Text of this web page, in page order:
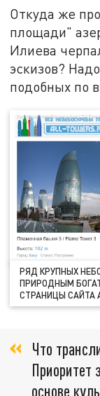
Откуда же
площади"
Илиева
эскизов?
подобных по
РЯД КРУПНЫХ
ПРИРОДНЫМ
СТРАНИЦЫ САЙТА
Что
Приоритет
основе